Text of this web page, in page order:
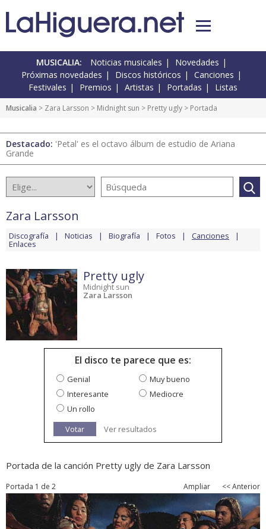
MUSICALIA: Noticias musicales
Novedades
Próximas novedades
Discos históricos
Canciones
Festivales
Premios Artistas Portadas Listas
Musicalia > Zara Larsson > Midnight sun > Pretty ugly > Portada
Destacado: 'Petal' es el octavo álbum de estudio de Ariana
Grande
Zara Larsson
Discografía Noticias Biografía Fotos Canciones
Enlaces
Pretty ugly
Midnight sun
Zara Larsson
El disco te parece que es:
Genial
Muy bueno
Interesante
Mediocre
Un rollo
Votar
Ver resultados
Portada de la canción Pretty ugly de Zara Larsson
Portada 1 de 2 Ampliar << Anterior